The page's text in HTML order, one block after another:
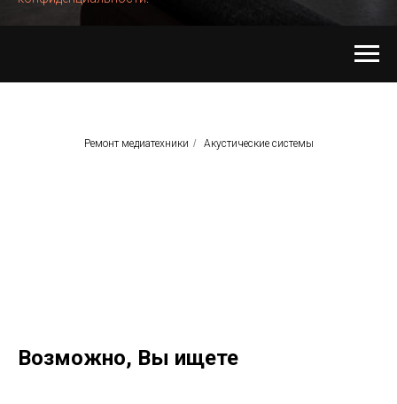
Ремонт медиатехники / Акустические системы
Возможно, Вы ищете